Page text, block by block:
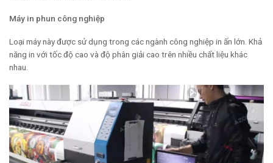
Máy in phun công nghiệp
Loại máy này được sử dụng trong các ngành công nghiệp in ấn lớn. Khả
năng in với tốc độ cao và độ phân giải cao trên nhiều chất liệu khác
nhau.